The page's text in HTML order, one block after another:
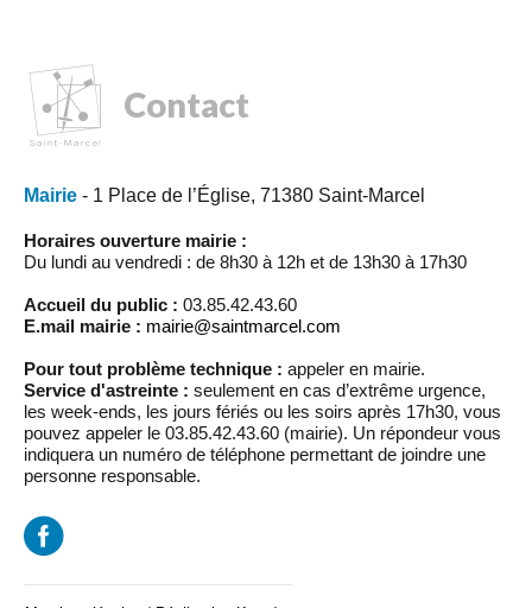
Contact
Mairie - 1 Place de l’Église, 71380 Saint-Marcel
Horaires ouverture mairie :
Du lundi au vendredi : de 8h30 à 12h et de 13h30 à 17h30
Accueil du public : 03.85.42.43.60
E.mail mairie : mairie@saintmarcel.com
Pour tout problème technique : appeler en mairie.
Service d'astreinte : seulement en cas d’extrême urgence,
les week-ends, les jours fériés ou les soirs après 17h30, vous
pouvez appeler le 03.85.42.43.60 (mairie). Un répondeur vous
indiquera un numéro de téléphone permettant de joindre une
personne responsable.